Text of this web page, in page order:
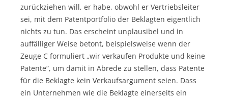
zurückziehen will, er habe, obwohl er Vertriebsleiter
sei, mit dem Patentportfolio der Beklagten eigentlich
nichts zu tun. Das erscheint unplausibel und in
auffälliger Weise betont, beispielsweise wenn der
Zeuge C formuliert „wir verkaufen Produkte und keine
Patente“, um damit in Abrede zu stellen, dass Patente
für die Beklagte kein Verkaufsargument seien. Dass
ein Unternehmen wie die Beklagte einerseits ein